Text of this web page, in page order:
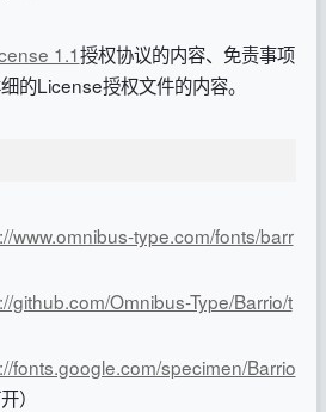
1.1授权协议的内容、免责事项
的License授权文件的内容。
www.omnibus-type.com/fonts/barr
github.com/Omnibus-Type/Barrio/t
fonts.google.com/specimen/Barrio
）